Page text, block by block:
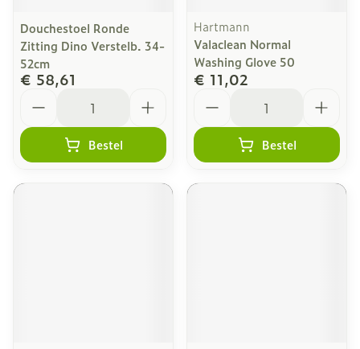
Douchestoel Ronde
Zitting Dino Verstelb. 34-
52cm
€ 58,61
Bestel
Hartmann
Valaclean Normal
Washing Glove 50
€ 11,02
Bestel